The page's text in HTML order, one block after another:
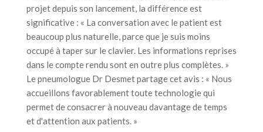
projet depuis son lancement, la différence est
significative : « La conversation avec le patient est
beaucoup plus naturelle, parce que je suis moins
occupé à taper sur le clavier. Les informations reprises
dans le compte rendu sont en outre plus complètes. »
Le pneumologue Dr Desmet partage cet avis : « Nous
accueillons favorablement toute technologie qui
permet de consacrer à nouveau davantage de temps
et d'attention aux patients. »